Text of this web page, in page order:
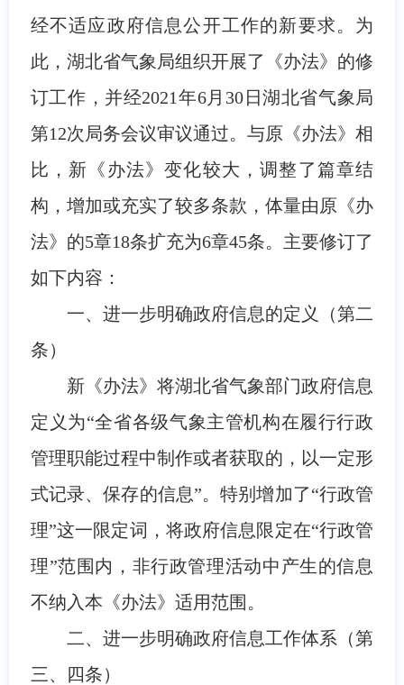
经不适应政府信息公开工作的新要求。为
此，湖北省气象局组织开展了《办法》的修
订工作，并经2021年6月30日湖北省气象局
第12次局务会议审议通过。与原《办法》相
比，新《办法》变化较大，调整了篇章结
构，增加或充实了较多条款，体量由原《办
法》的5章18条扩充为6章45条。主要修订了
如下内容：
一、进一步明确政府信息的定义（第二
条）
新《办法》将湖北省气象部门政府信息
定义为“全省各级气象主管机构在履行行政
管理职能过程中制作或者获取的，以一定形
式记录、保存的信息”。特别增加了“行政管
理”这一限定词，将政府信息限定在“行政管
理”范围内，非行政管理活动中产生的信息
不纳入本《办法》适用范围。
二、进一步明确政府信息工作体系（第
三、四条）